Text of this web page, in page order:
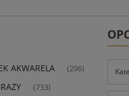
AKWARELA (296)
(733)